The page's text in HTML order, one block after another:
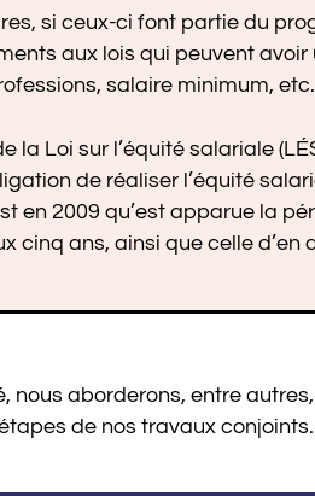
si ceux-ci font partie du
aux lois qui peuvent
salaire minimum,
la Loi sur l’équité salariale
de réaliser l’équité
en 2009 qu’est apparue la
cinq ans, ainsi que celle d’en
nous aborderons, entre
de nos travaux conjoints.